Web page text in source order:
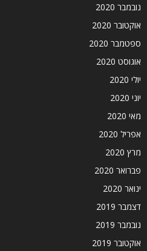
נובמבר 2020
אוקטובר 2020
ספטמבר 2020
אוגוסט 2020
יולי 2020
יוני 2020
מאי 2020
אפריל 2020
מרץ 2020
פברואר 2020
ינואר 2020
דצמבר 2019
נובמבר 2019
אוקטובר 2019